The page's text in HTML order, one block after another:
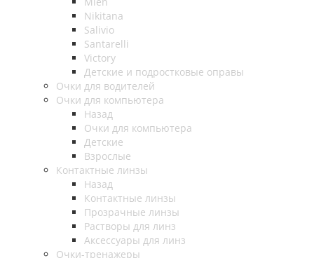
Nikitana
Salivio
Santarelli
Victory
Детские и подростковые оправы
Очки для водителей
Очки для компьютера
Назад
Очки для компьютера
Детские
Взрослые
Контактные линзы
Назад
Контактные линзы
Прозрачные линзы
Растворы для линз
Аксессуары для линз
Очки-тренажеры